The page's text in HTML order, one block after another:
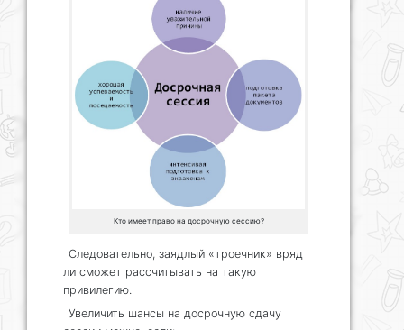
Кто имеет право на досрочную сессию?
Следовательно, заядлый «троечник» вряд
ли сможет рассчитывать на такую
привилегию.
Увеличить шансы на досрочную сдачу